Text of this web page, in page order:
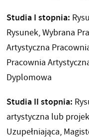
Studia I stopnia:
Rysunek, Wybrana
Artystyczna
Pracownia
Dyplomowa
Studia II stopnia:
artystyczna lub
Uzupełniająca,